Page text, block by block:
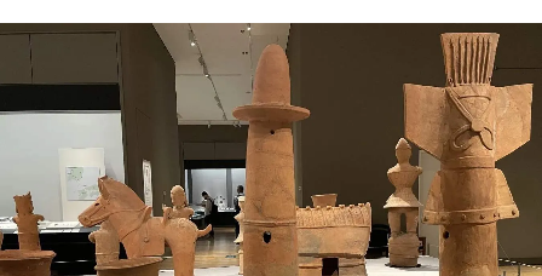
▲（中央）帽子形埴輪 神奈川県横浜市 瀬戸ヶ谷古墳出土 古墳時代・6世紀
現代の感覚だと「なぜこんな物を埴輪に？」と思ってしまうが、当時帽子は高
貴な位を表す物だったらしい